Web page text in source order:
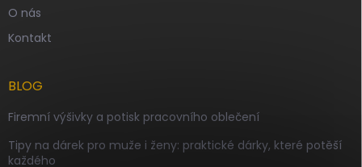
O nás
Kontakt
BLOG
Firemní výšivky a potisk pracovního oblečení
Tipy na dárek pro muže i ženy: praktické dárky, které potěší
každého